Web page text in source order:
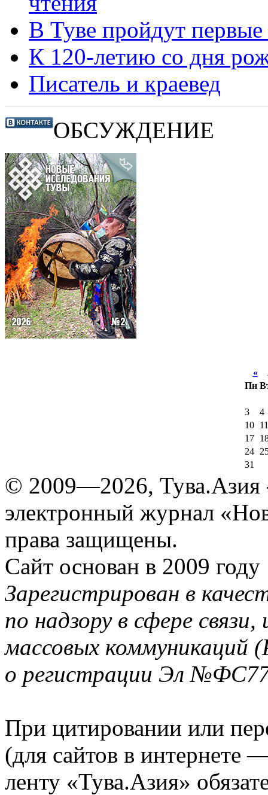
В Туве пройдут
К 120-летию со дня
Писатель и краевед
ОБСУЖДЕНИЕ
«
Пн
3
4
10
11
17
24
31
© 2009—2026, Тува.Азия
электронный журнал
права защищены.
Сайт основан в 2009 году
Зарегистрирован в
по надзору в сфере
массовых коммуникаций
о регистрации Эл
При цитировании или
(для сайтов в интернете
ленту «Тува.Азия»